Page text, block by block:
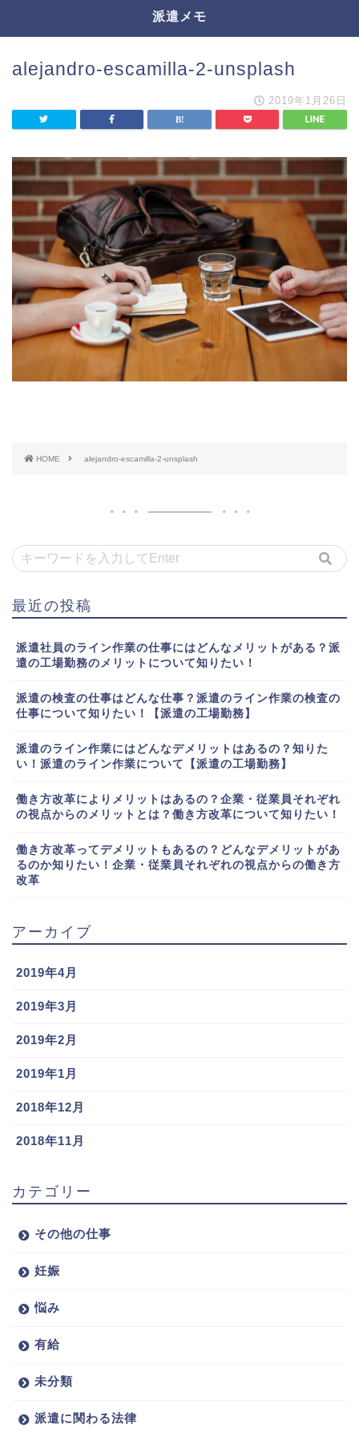
派遣メモ
alejandro-escamilla-2-unsplash
2019年1月26日
HOME alejandro-escamilla-2-unsplash
最近の投稿
派遣社員のライン作業の仕事にはどんなメリットがある？派
遣の工場勤務のメリットについて知りたい！
派遣の検査の仕事はどんな仕事？派遣のライン作業の検査の
仕事について知りたい！【派遣の工場勤務】
派遣のライン作業にはどんなデメリットはあるの？知りた
い！派遣のライン作業について【派遣の工場勤務】
働き方改革によりメリットはあるの？企業・従業員それぞれ
の視点からのメリットとは？働き方改革について知りたい！
働き方改革ってデメリットもあるの？どんなデメリットがあ
るのか知りたい！企業・従業員それぞれの視点からの働き方
改革
アーカイブ
2019年4月
2019年3月
2019年2月
2019年1月
2018年12月
2018年11月
カテゴリー
その他の仕事
妊娠
悩み
有給
未分類
派遣に関わる法律